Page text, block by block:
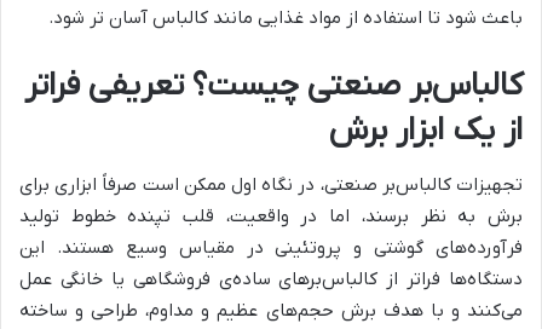
باعث شود تا استفاده از مواد غذایی مانند کالباس آسان تر شود.
کالباس‌بر صنعتی چیست؟ تعریفی فراتر
از یک ابزار برش
تجهیزات کالباس‌بر صنعتی، در نگاه اول ممکن است صرفاً ابزاری برای
برش به نظر برسند، اما در واقعیت، قلب تپنده خطوط تولید
فرآورده‌های گوشتی و پروتئینی در مقیاس وسیع هستند. این
دستگاه‌ها فراتر از کالباس‌برهای ساده‌ی فروشگاهی یا خانگی عمل
می‌کنند و با هدف برش حجم‌های عظیم و مداوم، طراحی و ساخته